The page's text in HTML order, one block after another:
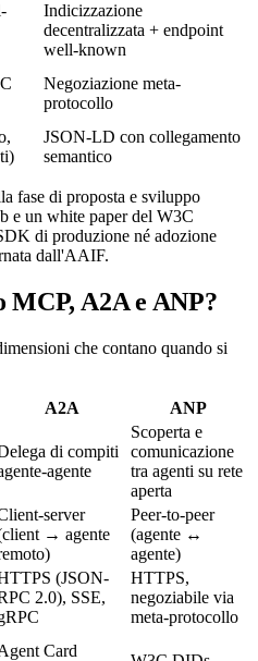
Indicizzazione
decentralizzata + endpoint
well-known
Negoziazione meta-
protocollo
JSON-LD con collegamento
semantico
fase di proposta e sviluppo
e un white paper del W3C
di produzione né adozione
dall'AAIF.
MCP, A2A e ANP?
che contano quando si
A2A ANP
di compiti
agente
Scoperta e
comunicazione
tra agenti su rete
aperta
server
→ agente
Peer-to-peer
(agente ↔
agente)
(JSON-
2.0), SSE,
HTTPS,
negoziabile via
meta-protocollo
Card